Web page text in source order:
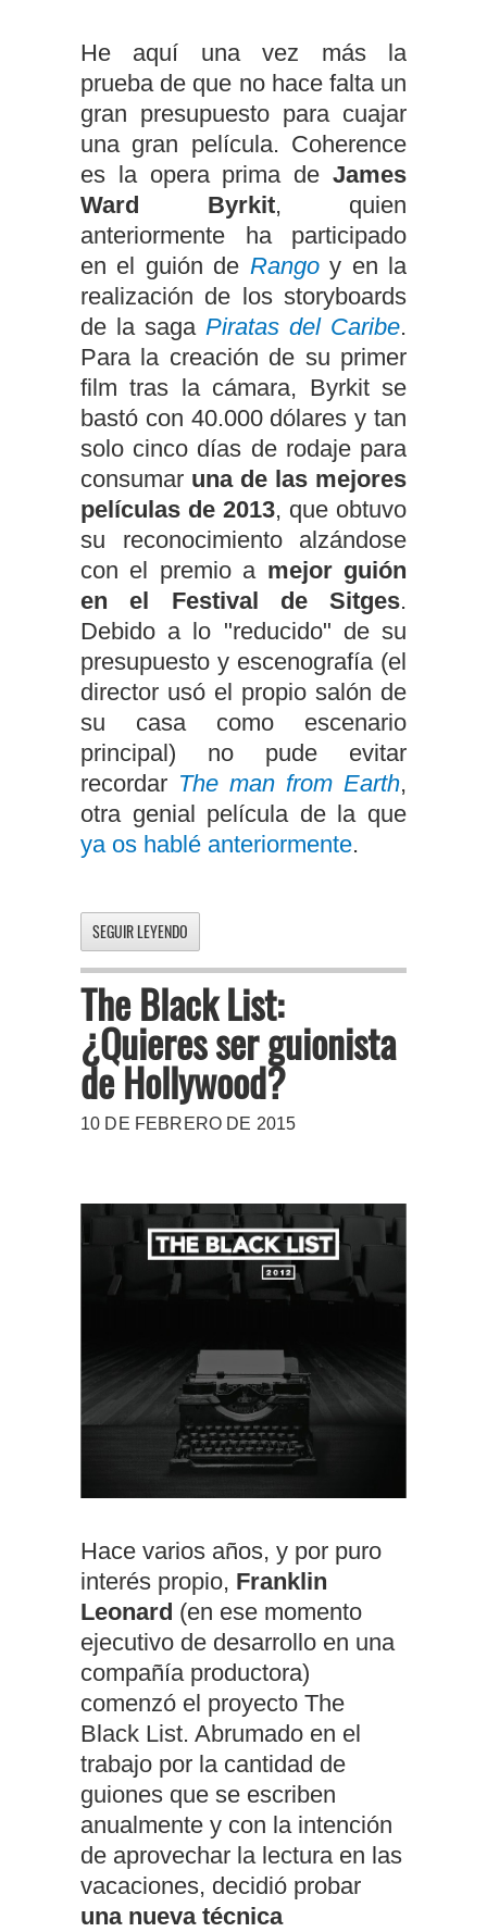
He aquí una vez más la
prueba de que no hace falta un
gran presupuesto para cuajar
una gran película. Coherence
es la opera prima de James
Ward Byrkit, quien
anteriormente ha participado
en el guión de Rangoy en la
realización de los storyboards
de la saga Piratas del Caribe.
Para la creación de su primer
film tras la cámara, Byrkit se
bastó con 40.000 dólares y tan
solo cinco días de rodaje para
consumar una de las mejores
películas de 2013, que obtuvo
su reconocimiento alzándose
con el premio a mejor guión
en el Festival de Sitges.
Debido a lo "reducido" de su
presupuesto y escenografía (el
director usó el propio salón de
su casa como escenario
principal) no pude evitar
recordar The man from Earth,
otra genial película de la que
ya os hablé anteriormente.
SEGUIR LEYENDO
The Black List:
¿Quieres ser guionista
de Hollywood?
10 DE FEBRERO DE 2015
Hace varios años, y por puro
interés propio, Franklin
Leonard (en ese momento
ejecutivo de desarrollo en una
compañía productora)
comenzó el proyecto The
Black List. Abrumado en el
trabajo por la cantidad de
guiones que se escriben
anualmente y con la intención
de aprovechar la lectura en las
vacaciones, decidió probar
una nueva técnica